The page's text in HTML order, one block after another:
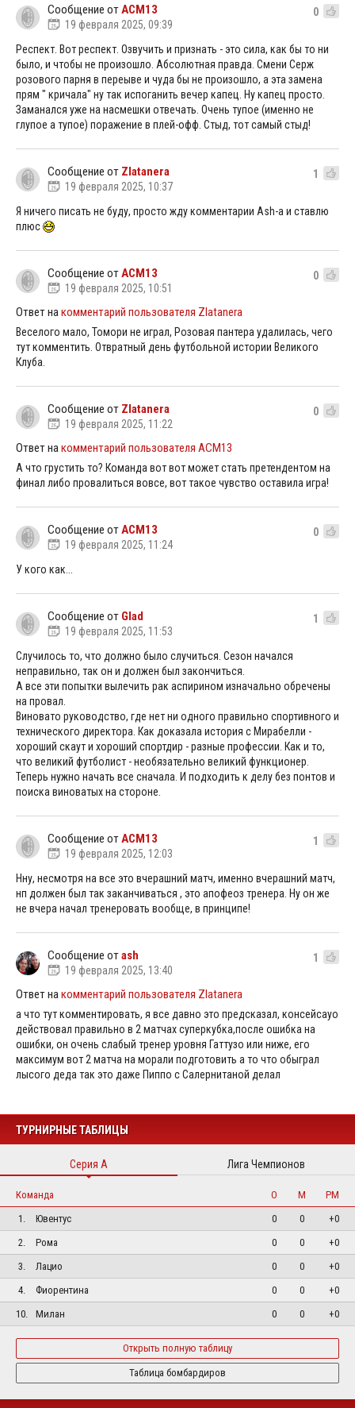
Сообщение отACM13
19 февраля 2025, 09:39
0
Респект. Вот респект. Озвучить и признать - это сила, как бы то ни
было, и чтобы не произошло. Абсолютная правда. Смени Серж
розового парня в переыве и чуда бы не произошло, а эта замена
прям " кричала" ну так испоганить вечер капец. Ну капец просто.
Заманался уже на насмешки отвечать. Очень тупое (именно не
глупое а тупое) поражение в плей-офф. Стыд, тот самый стыд!
Сообщение от Zlatanera
19 февраля 2025, 10:37
1
Я ничего писать не буду, просто жду комментарии Ash-a и ставлю
плюс
Сообщение отACM13
19 февраля 2025, 10:51
0
Ответ накомментарий пользователя Zlatanera
Веселого мало, Томори не играл, Розовая пантера удалилась, чего
тут комментить. Отвратный день футбольной истории Великого
Клуба.
Сообщение от Zlatanera
19 февраля 2025, 11:22
0
Ответ накомментарий пользователя ACM13
А что грустить то? Команда вот вот может стать претендентом на
финал либо провалиться вовсе, вот такое чувство оставила игра!
Сообщение отACM13
19 февраля 2025, 11:24
0
У кого как...
Сообщение от Glad
19 февраля 2025, 11:53
1
Случилось то, что должно было случиться. Сезон начался
неправильно, так он и должен был закончиться.
А все эти попытки вылечить рак аспирином изначально обречены
на провал.
Виновато руководство, где нет ни одного правильно спортивного и
технического директора. Как доказала история с Мирабелли -
хороший скаут и хороший спортдир - разные профессии. Как и то,
что великий футболист - необязательно великий функционер.
Теперь нужно начать все сначала. И подходить к делу без понтов и
поиска виноватых на стороне.
Сообщение отACM13
19 февраля 2025, 12:03
1
Нну, несмотря на все это вчерашний матч, именно вчерашний матч,
нп должен был так заканчиваться , это апофеоз тренера. Ну он же
не вчера начал тренеровать вообще, в принципе!
Сообщение отash
19 февраля 2025, 13:40
1
Ответ накомментарий пользователя Zlatanera
а что тут комментировать, я все давно это предсказал, консейсауо
действовал правильно в 2 матчах суперкубка,после ошибка на
ошибки, он очень слабый тренер уровня Гаттузо или ниже, его
максимум вот 2 матча на морали подготовить а то что обыграл
лысого деда так это даже Пиппо с Салернитаной делал
ТУРНИРНЫЕ ТАБЛИЦЫ
Серия А Лига Чемпионов
Команда О М
РМ
1.
Ювентус 0 0
+0
2.
Рома 0 0
+0
3.
Лацио 0 0
+0
4.
Фиорентина 0 0
+0
10.
Милан 0 0 +0
Открыть полную таблицу
Таблица бомбардиров